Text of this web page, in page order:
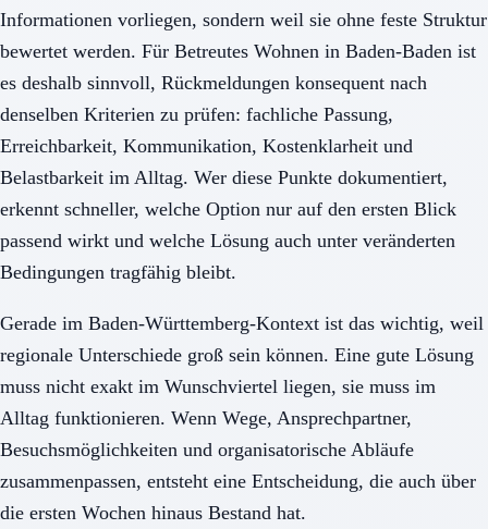
Informationen vorliegen, sondern weil sie ohne feste Struktur
bewertet werden. Für Betreutes Wohnen in Baden-Baden ist
es deshalb sinnvoll, Rückmeldungen konsequent nach
denselben Kriterien zu prüfen: fachliche Passung,
Erreichbarkeit, Kommunikation, Kostenklarheit und
Belastbarkeit im Alltag. Wer diese Punkte dokumentiert,
erkennt schneller, welche Option nur auf den ersten Blick
passend wirkt und welche Lösung auch unter veränderten
Bedingungen tragfähig bleibt.
Gerade im Baden-Württemberg-Kontext ist das wichtig, weil
regionale Unterschiede groß sein können. Eine gute Lösung
muss nicht exakt im Wunschviertel liegen, sie muss im
Alltag funktionieren. Wenn Wege, Ansprechpartner,
Besuchsmöglichkeiten und organisatorische Abläufe
zusammenpassen, entsteht eine Entscheidung, die auch über
die ersten Wochen hinaus Bestand hat.